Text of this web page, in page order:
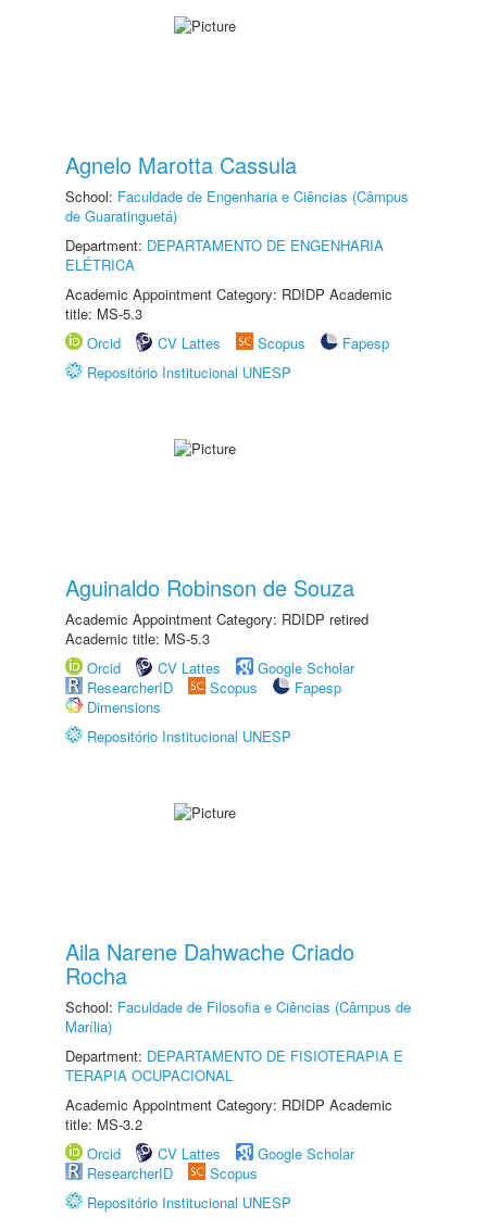
Agnelo Marotta Cassula
School: Faculdade de Engenharia e Ciências (Câmpus
de Guaratinguetá)
Department: DEPARTAMENTO DE ENGENHARIA
ELÉTRICA
Academic Appointment Category: RDIDP Academic
title: MS-5.3
Orcid
CV Lattes Scopus
Fapesp
Repositório Institucional UNESP
Aguinaldo Robinson de Souza
Academic Appointment Category: RDIDP retired
Academic title: MS-5.3
Orcid
CV Lattes
Google Scholar
ResearcherID
Scopus
Fapesp
Dimensions
Repositório Institucional UNESP
Aila Narene Dahwache Criado
Rocha
School: Faculdade de Filosofia e Ciências (Câmpus de
Marília)
Department: DEPARTAMENTO DE FISIOTERAPIA E
TERAPIA OCUPACIONAL
Academic Appointment Category: RDIDP Academic
title: MS-3.2
Orcid
CV Lattes
Google Scholar
ResearcherID
Scopus
Repositório Institucional UNESP